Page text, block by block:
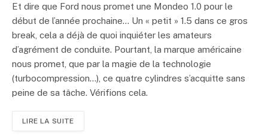
Et dire que Ford nous promet une Mondeo 1.0 pour le
début de l’année prochaine… Un « petit » 1.5 dans ce gros
break, cela a déjà de quoi inquiéter les amateurs
d’agrément de conduite. Pourtant, la marque américaine
nous promet, que par la magie de la technologie
(turbocompression…), ce quatre cylindres s’acquitte sans
peine de sa tâche. Vérifions cela.
LIRE LA SUITE